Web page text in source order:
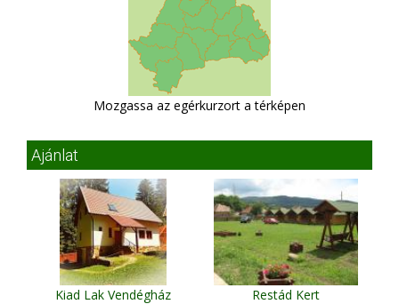
Mozgassa az egérkurzort a térképen
Ajánlat
Kiad Lak Vendégház
Restád Kert